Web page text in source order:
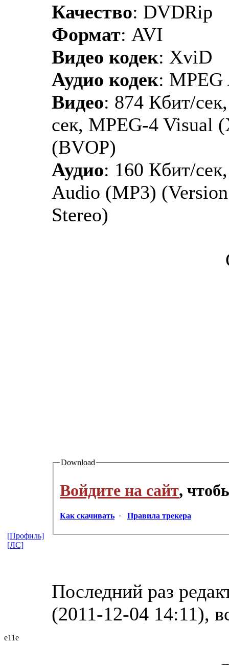
Качество: DVDRip
Формат: AVI
Видео кодек: XviD
Аудио кодек: MPEG
Видео: 874 Кбит/
сек, MPEG-4 Visual
(BVOP)
Аудио: 160 Кбит/
Audio (MP3)
Stereo)
Download
Войдите на сайт,
Как скачивать · Правила трекера
Последний раз
(2011-12-04 14:11),
[Профиль]
[ЛС]
e11e